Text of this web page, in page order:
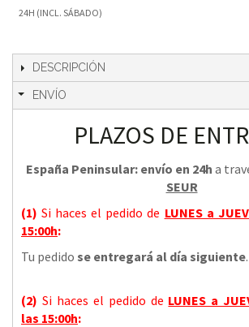
24H (INCL. SÁBADO)
DESCRIPCIÓN
ENVÍO
PLAZOS DE
España Peninsular: envío en 24h a
SEUR
(1)Si haces el pedido de LUNES a
15:00h:
Tu pedido se entregará al día siguiente.
(2) Si haces el pedido de LUNES a
las 15:00h: